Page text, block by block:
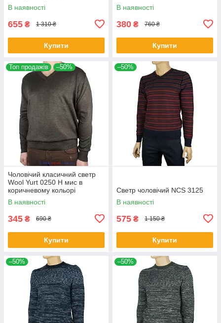
В наявності
655 ₴ 1 310 ₴
Купити
В наявності
380 ₴ 760 ₴
Купити
Топ продажів –50%
Чоловічий класичний светр
Wool Yurt 0250 Н мис в
коричневому кольорі
В наявності
345 ₴ 690 ₴
Купити
–50%
Светр чоловічий NCS 3125
В наявності
575 ₴ 1 150 ₴
Купити
–50% –50%